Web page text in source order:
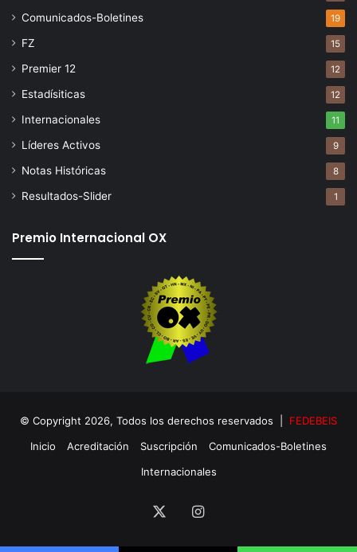
Comunicados-Boletines 19
FZ 15
Premier 12 12
Estadísiticas 12
Internacionales 11
Líderes Activos 9
Notas Históricas 8
Resultados-Slider 1
Premio Internacional OX
© Copyright 2026, Todos los derechos reservados | FEDEBEIS
Inicio
Acreditación Suscripción
Comunicados-Boletines
Internacionales
Instagram